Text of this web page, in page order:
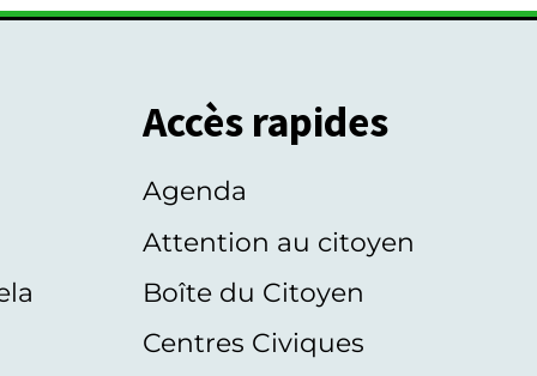
Accès rapides
Agenda
Attention au citoyen
Boîte du Citoyen
Centres Civiques